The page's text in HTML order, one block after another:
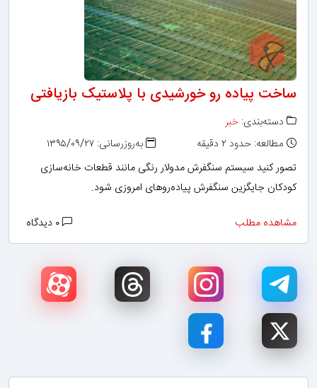
ساخت پیاده رو خورشیدی با پلاستیک بازیافتی
دسته‌بندی: خبر
مطالعه: حدود ۲ دقیقه
به‌روزرسانی: ۱۳۹۵/۰۹/۲۷
تصور کنید سیستم سنگفرش مدولار رنگی مانند قطعات خانه‌سازی
کودکان جایگزین سنگفرش‌ پیاده‌روهای امروزی شود.
مشاهده مطلب